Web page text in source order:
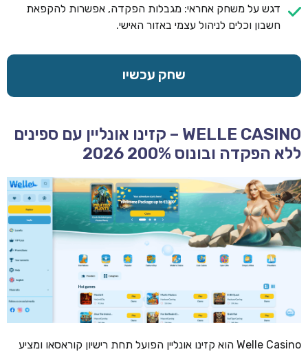
דגש על משחק אחראי: מגבלות הפקדה, אפשרות להקפאת
חשבון וכלים לניהול עצמי באזור האישי.
שחק עכשיו
WELLE CASINO – קזינו אונליין עם ספינים
ללא הפקדה ובונוס 200% 2026
Welle Casino הוא קזינו אונליין הפועל תחת רישיון קוראסאו ומציע